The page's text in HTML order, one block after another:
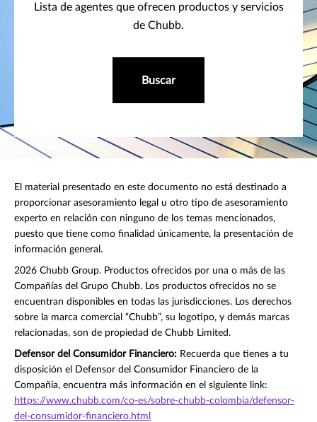
Lista de agentes que ofrecen productos y servicios
de Chubb.
Buscar
El material presentado en este documento no está destinado a
proporcionar asesoramiento legal u otro tipo de asesoramiento
experto en relación con ninguno de los temas mencionados,
puesto que tiene como finalidad únicamente, la presentación de
información general.
2026 Chubb Group. Productos ofrecidos por una o más de las
Compañías del Grupo Chubb. Los productos ofrecidos no se
encuentran disponibles en todas las jurisdicciones. Los derechos
sobre la marca comercial “Chubb”, su logotipo, y demás marcas
relacionadas, son de propiedad de Chubb Limited.
Defensor del Consumidor Financiero: Recuerda que tienes a tu
disposición el Defensor del Consumidor Financiero de la
Compañía, encuentra más información en el siguiente link:
https://www.chubb.com/co-es/sobre-chubb-colombia/defensor-
del-consumidor-financiero.html